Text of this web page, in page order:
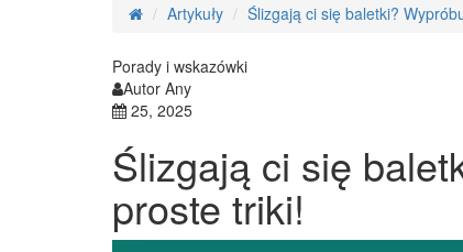
Artykuły
Ślizgają ci się baletki?
Porady i wskazówki
Autor Any
25, 2025
Ślizgają ci się
proste triki!